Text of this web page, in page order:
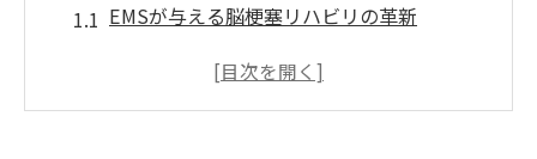
EMSが与える脳梗塞リハビリの革新
神奈川県で進化するリハビリテーションの